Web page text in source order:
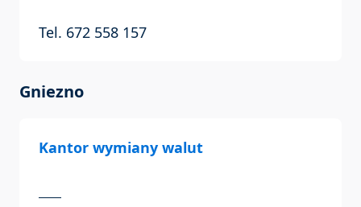
Tel. 672 558 157
Gniezno
Kantor wymiany walut